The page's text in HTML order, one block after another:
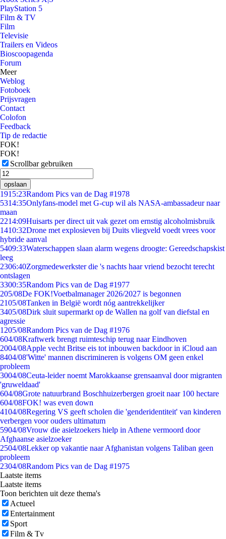
PlayStation 5
Film & TV
Film
Televisie
Trailers en Videos
Bioscoopagenda
Forum
Meer
Weblog
Fotoboek
Prijsvragen
Contact
Colofon
Feedback
Tip de redactie
FOK!
FOK!
Scrollbar gebruiken
opslaan
1915:23Random Pics van de Dag #1978
5314:35Onlyfans-model met G-cup wil als NASA-ambassadeur naar
maan
2214:09Huisarts per direct uit vak gezet om ernstig alcoholmisbruik
1410:32Drone met explosieven bij Duits vliegveld voedt vrees voor
hybride aanval
5409:33Waterschappen slaan alarm wegens droogte: Gereedschapskist
leeg
2306:40Zorgmedewerkster die 's nachts haar vriend bezocht terecht
ontslagen
3300:35Random Pics van de Dag #1977
205/08De FOK!Voetbalmanager 2026/2027 is begonnen
2105/08Tanken in België wordt nóg aantrekkelijker
3405/08Dirk sluit supermarkt op de Wallen na golf van diefstal en
agressie
1205/08Random Pics van de Dag #1976
604/08Kraftwerk brengt ruimteschip terug naar Eindhoven
2004/08Apple vecht Britse eis tot inbouwen backdoor in iCloud aan
8404/08'Witte' mannen discrimineren is volgens OM geen enkel
probleem
3004/08Ceuta-leider noemt Marokkaanse grensaanval door migranten
'gruweldaad'
604/08Grote natuurbrand Boschhuizerbergen groeit naar 100 hectare
604/08FOK! was even down
4104/08Regering VS geeft scholen die 'genderidentiteit' van kinderen
verbergen voor ouders ultimatum
5904/08Vrouw die asielzoekers hielp in Athene vermoord door
Afghaanse asielzoeker
2504/08Lekker op vakantie naar Afghanistan volgens Taliban geen
probleem
2304/08Random Pics van de Dag #1975
Laatste items
Laatste items
Toon berichten uit deze thema's
Actueel
Entertainment
Sport
Film & Tv